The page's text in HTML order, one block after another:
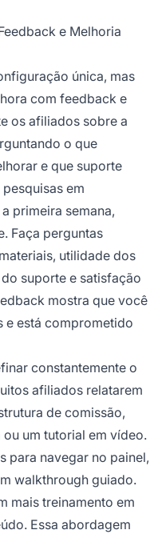
e Melhoria
única, mas
com feedback e
os afiliados sobre a
o que
e que suporte
em
primeira semana,
Faça perguntas
utilidade dos
suporte e satisfação
mostra que você
e está comprometido
constantemente o
afiliados relatarem
de comissão,
um tutorial em vídeo.
para navegar no painel,
walkthrough guiado.
mais treinamento em
Essa abordagem